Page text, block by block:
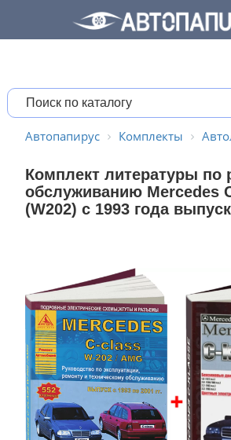
Автопапирус Комплекты
Комплект литературы по
обслуживанию Mercedes
(W202) с 1993 года